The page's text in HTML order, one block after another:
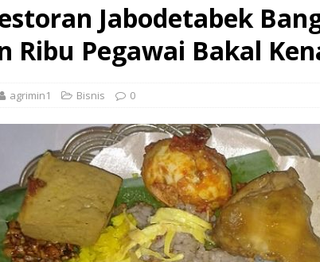
Jabodetabek
Ribu Pegawai Bakal
agrimin1 Bisnis 0